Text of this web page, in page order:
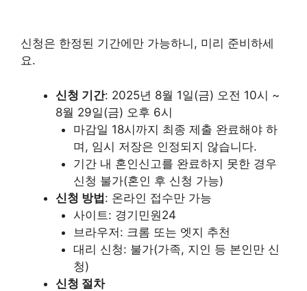
신청은 한정된 기간에만 가능하니, 미리 준비하세
요.
신청 기간: 2025년 8월 1일(금) 오전 10시 ~
8월 29일(금) 오후 6시
마감일 18시까지 최종 제출 완료해야 하
며, 임시 저장은 인정되지 않습니다.
기간 내 혼인신고를 완료하지 못한 경우
신청 불가(혼인 후 신청 가능)
신청 방법: 온라인 접수만 가능
사이트: 경기민원24
브라우저: 크롬 또는 엣지 추천
대리 신청: 불가(가족, 지인 등 본인만 신
청)
신청 절차